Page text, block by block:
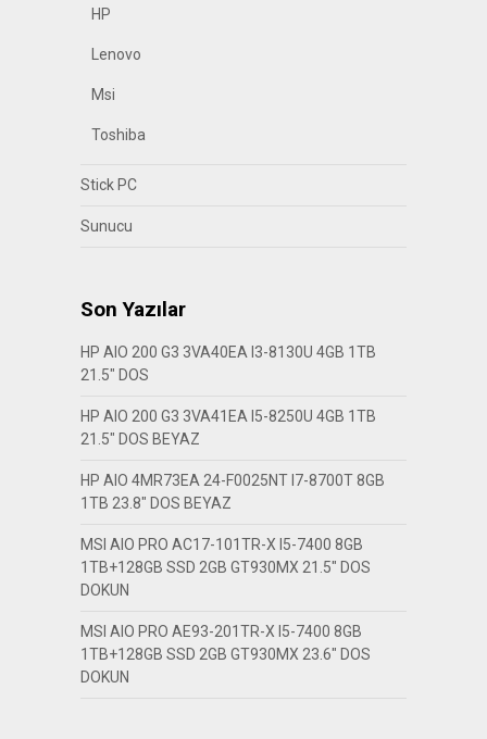
HP
Lenovo
Msi
Toshiba
Stick PC
Sunucu
Son Yazılar
HP AIO 200 G3 3VA40EA I3-8130U 4GB 1TB
21.5″ DOS
HP AIO 200 G3 3VA41EA I5-8250U 4GB 1TB
21.5″ DOS BEYAZ
HP AIO 4MR73EA 24-F0025NT I7-8700T 8GB
1TB 23.8″ DOS BEYAZ
MSI AIO PRO AC17-101TR-X I5-7400 8GB
1TB+128GB SSD 2GB GT930MX 21.5″ DOS
DOKUN
MSI AIO PRO AE93-201TR-X I5-7400 8GB
1TB+128GB SSD 2GB GT930MX 23.6″ DOS
DOKUN